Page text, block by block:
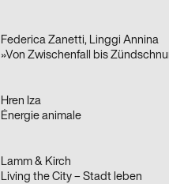
Federica Zanetti, Linggi Annina
Hren Iza
Énergie animale
Lamm & Kirch
Living the City – Stadt leben